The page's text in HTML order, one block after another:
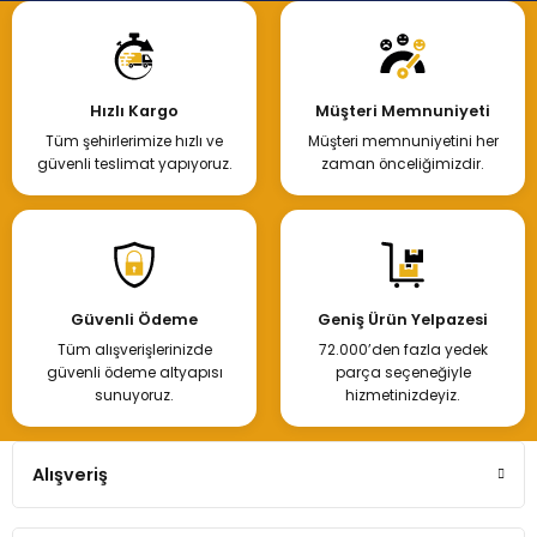
Hızlı Kargo
Tüm şehirlerimize hızlı ve
güvenli teslimat yapıyoruz.
Müşteri Memnuniyeti
Müşteri memnuniyetini her
zaman önceliğimizdir.
Güvenli Ödeme
Tüm alışverişlerinizde
güvenli ödeme altyapısı
sunuyoruz.
Geniş Ürün Yelpazesi
72.000’den fazla yedek
parça seçeneğiyle
hizmetinizdeyiz.
Alışveriş